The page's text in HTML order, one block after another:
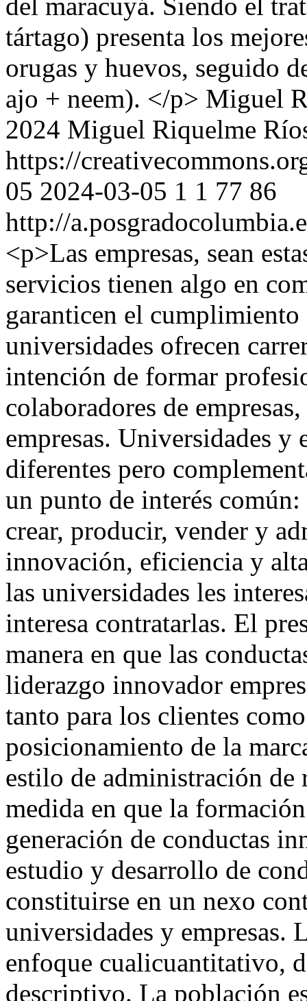
tártago) presenta los
orugas y huevos, seguido
ajo + neem). </p> Miguel
2024 Miguel Riquelme
https://
05 2024-03-05 1 1 77 86
http://
<p>Las empresas, sean
servicios tienen algo en
garanticen el
universidades ofrecen
intención de formar
colaboradores de
empresas. Universidades y
diferentes pero
un punto de interés común:
crear, producir, vender y
innovación, eficiencia y
las universidades les
interesa contratarlas. El
manera en que las
liderazgo innovador
tanto para los clientes
posicionamiento de la
estilo de administración de
medida en que la
generación de conductas
estudio y desarrollo de
constituirse en un nexo
universidades y empresas.
enfoque cualicuantitativo,
descriptivo. La población